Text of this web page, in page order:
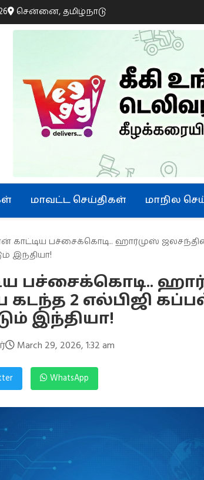
சென்னை, தமிழ்நாடு
மாவட்ட செய்திகள் மாநில
காட்டிய பச்சைக்கொடி.. ஹார்முஸ்
இந்தியா!
பச்சைக்கொடி..
2 எல்பிஜி
இந்தியா!
March 29, 2026, 1:32 am
WhatsApp